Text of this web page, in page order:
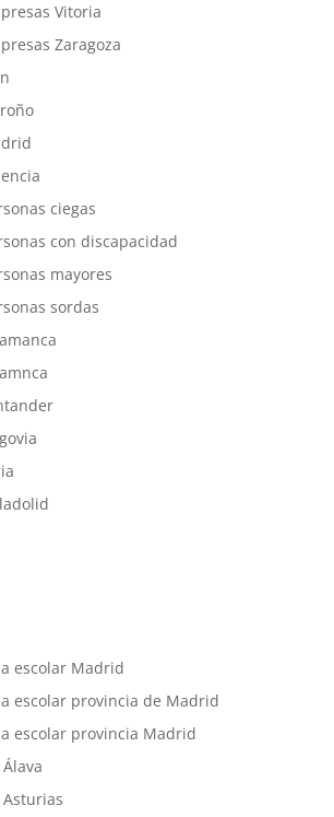
Vitoria
Zaragoza
ciegas
con discapacidad
mayores
sordas
escolar Madrid
escolar provincia de Madrid
escolar provincia Madrid